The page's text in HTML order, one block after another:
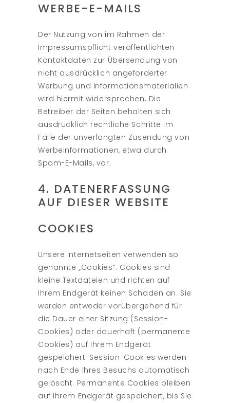
WERBE-E-MAILS
Der Nutzung von im Rahmen der
Impressumspflicht veröffentlichten
Kontaktdaten zur Übersendung von
nicht ausdrücklich angeforderter
Werbung und Informationsmaterialien
wird hiermit widersprochen. Die
Betreiber der Seiten behalten sich
ausdrücklich rechtliche Schritte im
Falle der unverlangten Zusendung von
Werbeinformationen, etwa durch
Spam-E-Mails, vor.
4. DATENERFASSUNG
AUF DIESER WEBSITE
COOKIES
Unsere Internetseiten verwenden so
genannte „Cookies“. Cookies sind
kleine Textdateien und richten auf
Ihrem Endgerät keinen Schaden an. Sie
werden entweder vorübergehend für
die Dauer einer Sitzung (Session-
Cookies) oder dauerhaft (permanente
Cookies) auf Ihrem Endgerät
gespeichert. Session-Cookies werden
nach Ende Ihres Besuchs automatisch
gelöscht. Permanente Cookies bleiben
auf Ihrem Endgerät gespeichert, bis Sie